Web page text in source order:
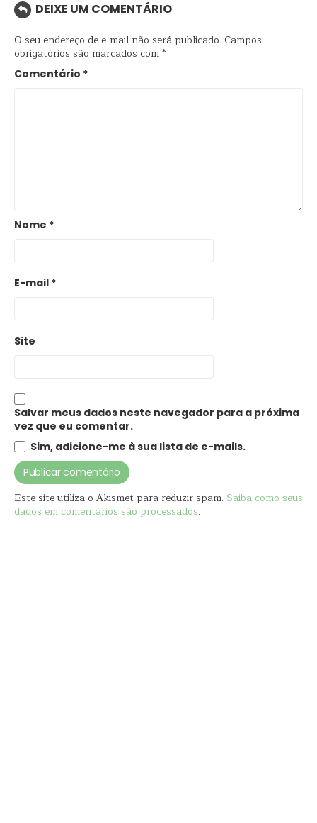
DEIXE UM COMENTÁRIO
O seu endereço de e-mail não será publicado. Campos
obrigatórios são marcados com*
Comentário *
Nome *
E-mail *
Site
Salvar meus dados neste navegador para a próxima
vez que eu comentar.
Sim, adicione-me à sua lista de e-mails.
Este site utiliza o Akismet para reduzir spam. Saiba como seus
dados em comentários são processados.